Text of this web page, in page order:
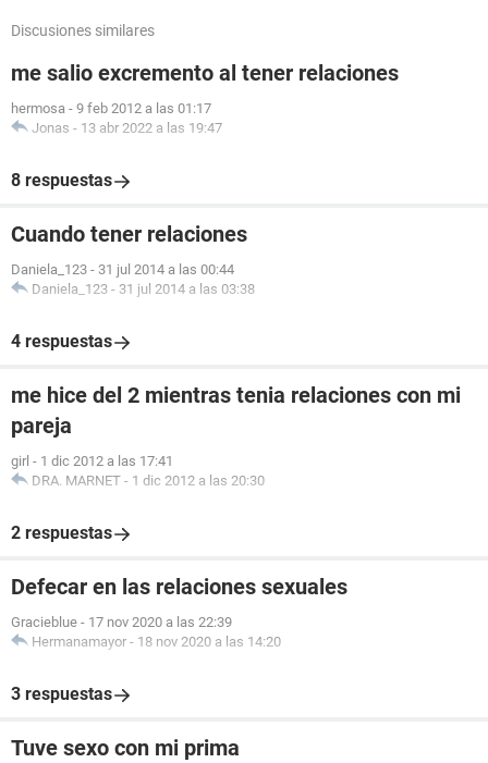
Discusiones similares
me salio excremento al tener relaciones
hermosa - 9 feb 2012 a las 01:17
Jonas - 13 abr 2022 a las 19:47
8 respuestas
Cuando tener relaciones
Daniela_123 - 31 jul 2014 a las 00:44
Daniela_123 - 31 jul 2014 a las 03:38
4 respuestas
me hice del 2 mientras tenia relaciones con mi
pareja
girl - 1 dic 2012 a las 17:41
DRA. MARNET - 1 dic 2012 a las 20:30
2 respuestas
Defecar en las relaciones sexuales
Gracieblue - 17 nov 2020 a las 22:39
Hermanamayor - 18 nov 2020 a las 14:20
3 respuestas
Tuve sexo con mi prima